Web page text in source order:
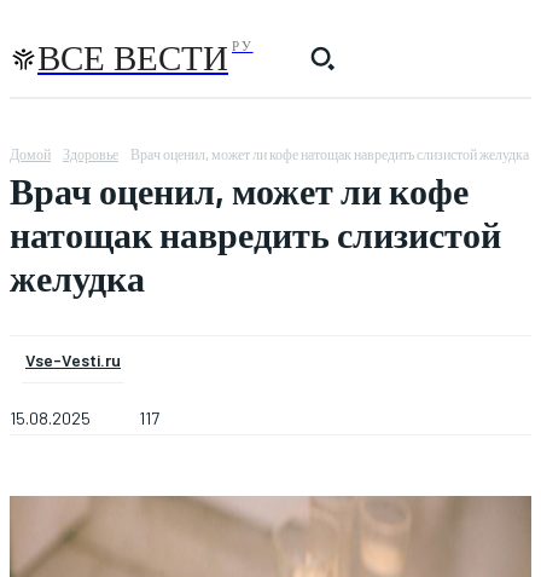
ВСЕ ВЕСТИ РУ
Домой Здоровье Врач оценил, может ли кофе натощак навредить слизистой желудка
Врач оценил, может ли кофе
натощак навредить слизистой
желудка
Vse-Vesti.ru
15.08.2025 117